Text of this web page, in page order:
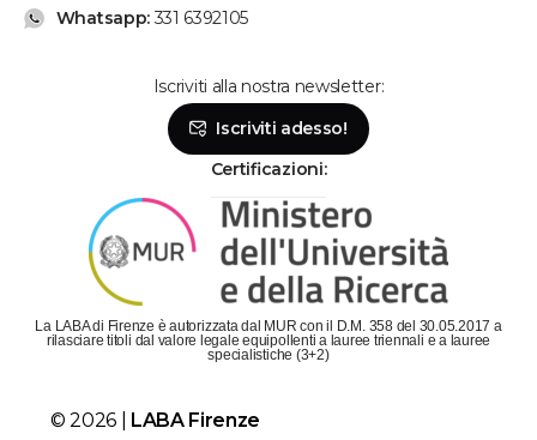
Whatsapp:331 6392105
Iscriviti alla nostra newsletter:
Iscriviti adesso!
Certificazioni:
La LABA di Firenze è autorizzata dal MUR con il D.M. 358 del 30.05.2017 a
rilasciare titoli dal valore legale equipollenti a lauree triennali e a lauree
specialistiche (3+2)
© 2026 | LABA Firenze